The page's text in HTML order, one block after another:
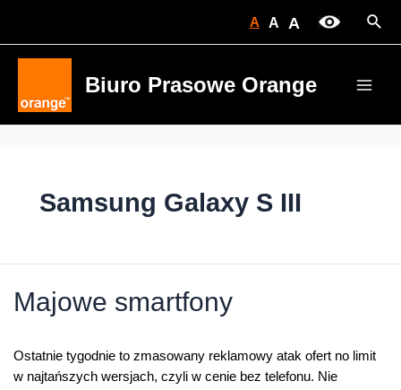
A A A
Biuro Prasowe Orange
Samsung Galaxy S III
Majowe smartfony
Ostatnie tygodnie to zmasowany reklamowy atak ofert no limit
w najtańszych wersjach, czyli w cenie bez telefonu. Nie